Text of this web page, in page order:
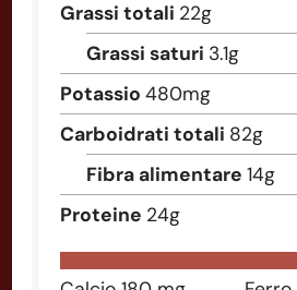
Grassi totali 22g
Grassi saturi 3.1g
Potassio 480mg
Carboidrati totali 82g
Fibra alimentare 14g
Proteine 24g